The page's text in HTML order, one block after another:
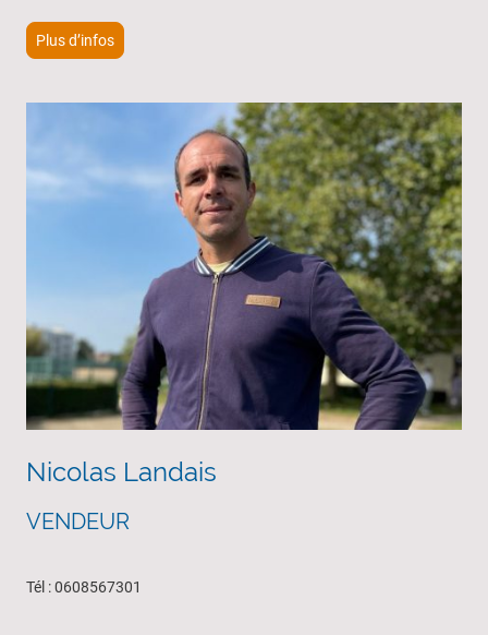
Plus d’infos
Nicolas Landais
VENDEUR
Tél : 0608567301